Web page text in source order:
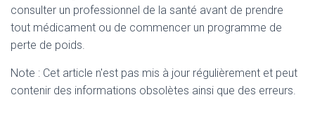
consulter un professionnel de la santé avant de prendre
tout médicament ou de commencer un programme de
perte de poids.
Note : Cet article n'est pas mis à jour régulièrement et peut
contenir des informations obsolètes ainsi que des erreurs.